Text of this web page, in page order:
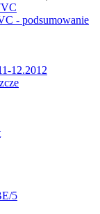
- podsumowanie
12.2012
5